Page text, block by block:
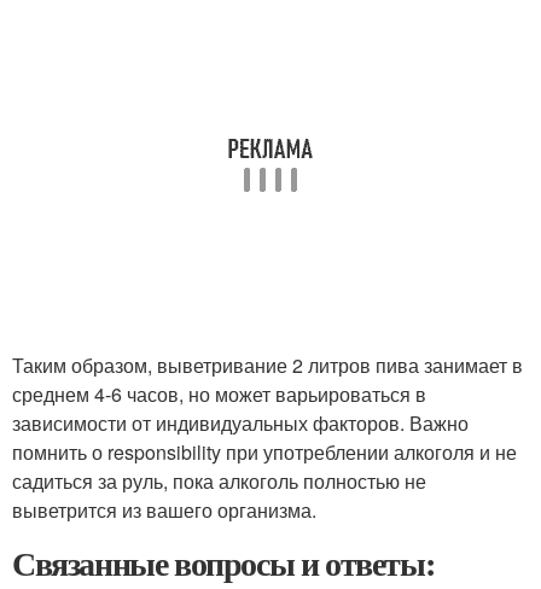
Таким образом, выветривание 2 литров пива занимает в
среднем 4-6 часов, но может варьироваться в
зависимости от индивидуальных факторов. Важно
помнить о responsibility при употреблении алкоголя и не
садиться за руль, пока алкоголь полностью не
выветрится из вашего организма.
Связанные вопросы и ответы: